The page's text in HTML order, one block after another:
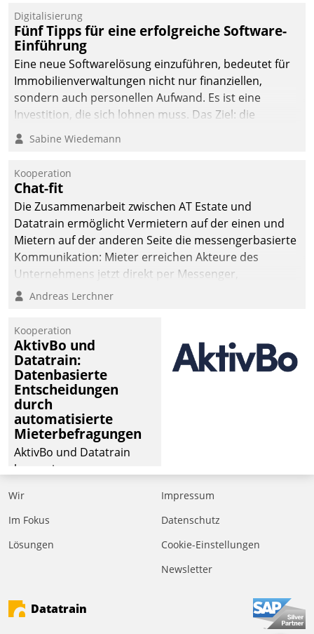
Digitalisierung
Fünf Tipps für eine erfolgreiche Software-
Einführung
Eine neue Softwarelösung einzuführen, bedeutet für
Immobilienverwaltungen nicht nur finanziellen,
sondern auch personellen Aufwand. Es ist eine
Investition, die sich lohnen muss. Das Ziel: die
nachhaltige Optimierung der Geschäftsabläufe. Damit
dieses Ziel erreicht wird, sollten einige Grundregeln
Sabine Wiedemann
Kooperation
Chat-fit
Die Zusammenarbeit zwischen AT Estate und
Datatrain ermöglicht Vermietern auf der einen und
Mietern auf der anderen Seite die messengerbasierte
Kommunikation: Mieter erreichen Akteure des
Unternehmens jetzt direkt per Messenger,
Mitarbeiter oder Dienstleister empfangen oder
Andreas Lerchner
Kooperation
AktivBo und
Datatrain:
Datenbasierte
Entscheidungen
durch
automatisierte
Mieterbefragungen
AktivBo und Datatrain
kooperieren –
profitieren: Die nahtlose
Integration der Lösungen
Datatrain ermöglicht
Mieterbefragungen – eine
starke Grundlage für
Wir
Im Fokus
Lösungen
Impressum
Datenschutz
Cookie-Einstellungen
Newsletter
Datatrain